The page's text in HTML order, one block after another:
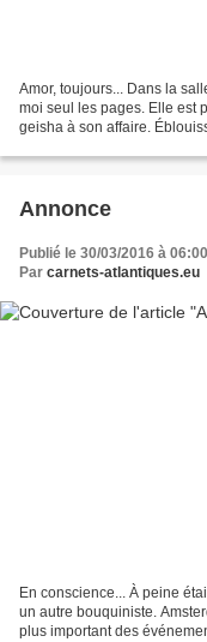
Amor, toujours... Dans la
moi seul les pages. Elle est
geisha à son affaire.
Annonce
Publié le 30/03/2016 à 06:00
Par carnets-atlantiques.eu
En conscience... À peine
un autre bouquiniste.
plus important des